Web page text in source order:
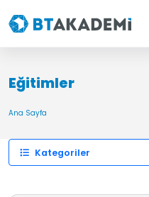
Eğitimler
Ana Sayfa
Kategoriler